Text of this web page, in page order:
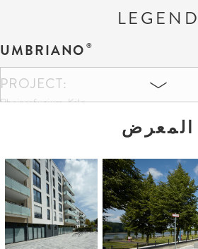
LEGEND
UMBRIANO
PROJECT:
Rheinrefugium, Köln
COLOURS AND SIZES:
Granitgrau-
12,5 x 25 x
25 x 25 x 14
37,5 x 25 x
50 x 25 x 14
المعرض